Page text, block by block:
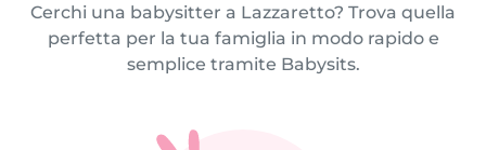
Cerchi una babysitter a Lazzaretto? Trova quella
perfetta per la tua famiglia in modo rapido e
semplice tramite Babysits.